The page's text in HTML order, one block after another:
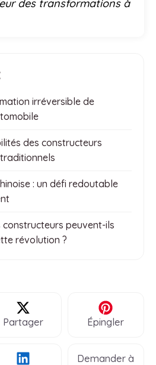
des transformations à
irréversible de
des constructeurs
: un défi redoutable
constructeurs peuvent-ils
révolution ?
Partager Épingler
Demander à